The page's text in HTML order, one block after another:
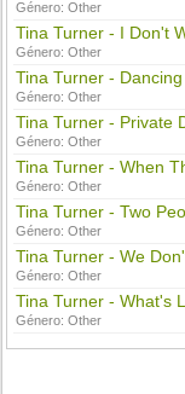
Género:Other
Tina Turner - I Don't
Género:Other
Tina Turner -
Género:Other
Tina Turner - Private
Género:Other
Tina Turner - When
Género:Other
Tina Turner - Two
Género:Other
Tina Turner - We
Género:Other
Tina Turner - What's
Género:Other